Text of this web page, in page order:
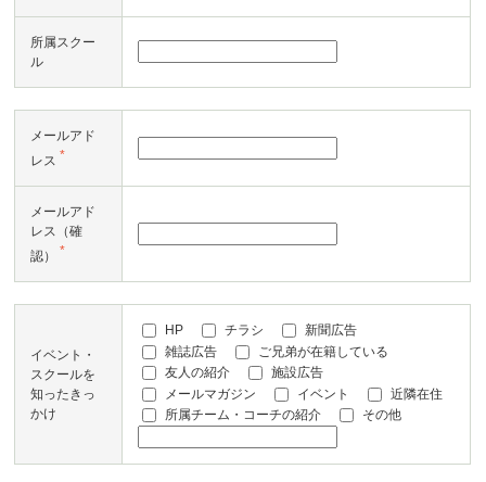
所属スクー
ル
メールアド
レス *
メールアド
レス（確
認） *
イベント・
スクールを
知ったきっ
かけ
HP チラシ
新聞広告
雑誌広告
ご兄弟が在籍している
友人の紹介
施設広告
メールマガジン
イベント
近隣在住
所属チーム・コーチの紹介
その他